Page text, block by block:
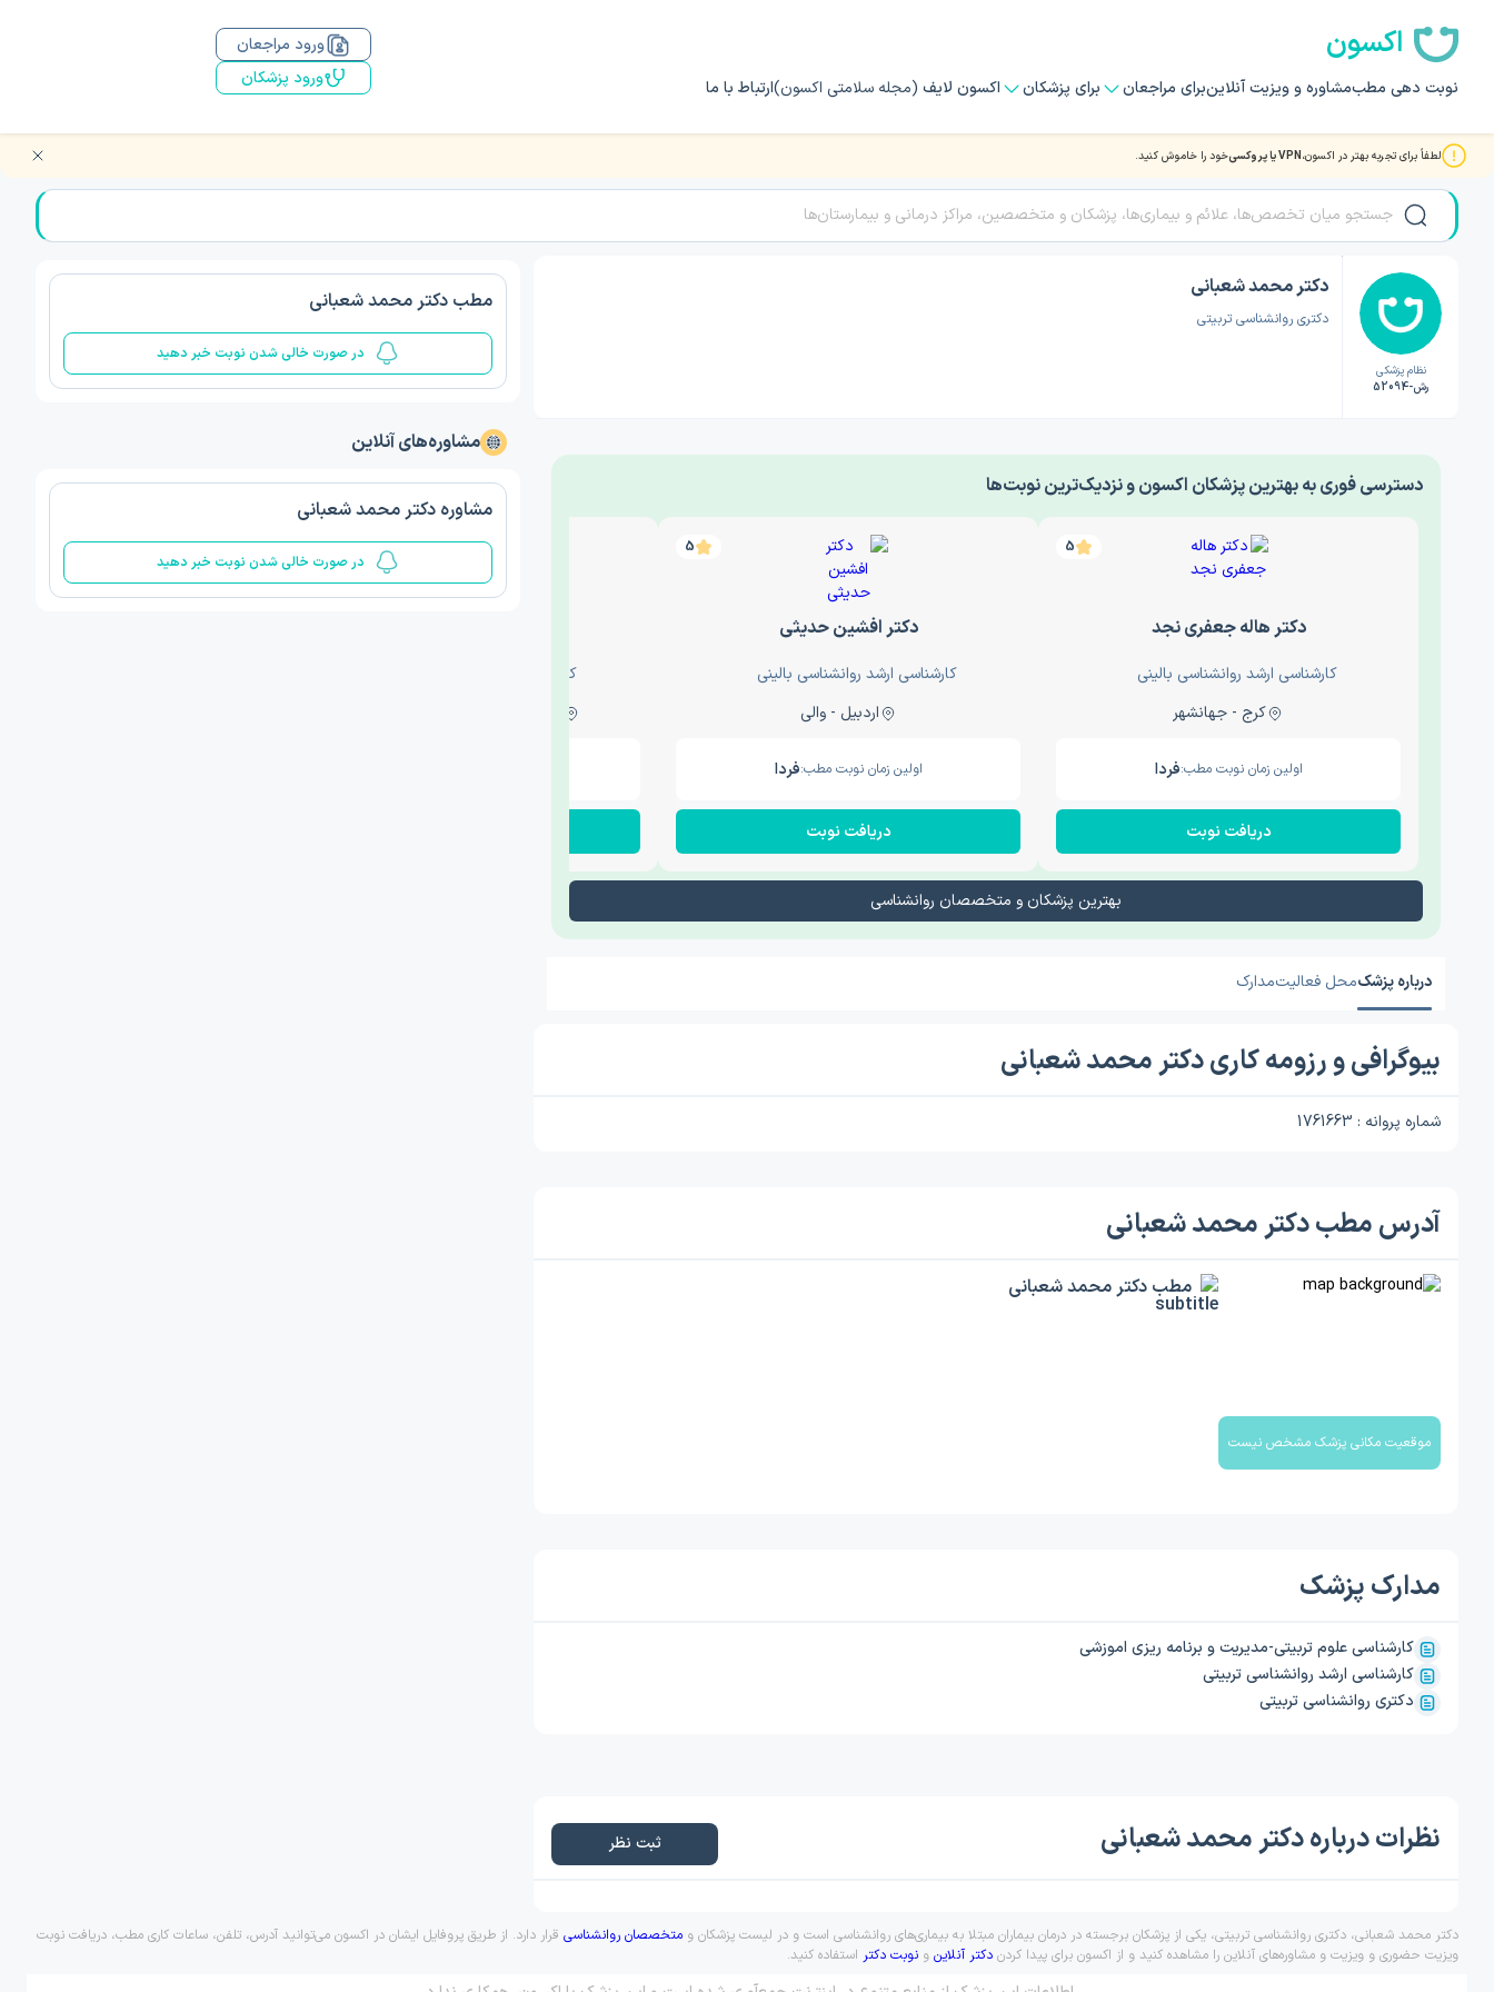
اکسون
نوبت دهی مطبمشاوره و ویزیت آنلاینبرای مراجعان برای پزشکان اکسون لایف (مجله سلامتی اکسون)ارتباط با ما
ورود مراجعان
ورود پزشکان
لطفاً برای تجربه بهتر در اکسون،VPN یا پروکسی خود را خاموش کنید. صفحه اصلی/دکتر روانشناسی/دکتر محمد شعبانی
نظام پزشکی
رش-52094
دکتر محمد شعبانی
دکتری روانشناسی تربیتی
5
دکتر هاله جعفری نجد
کارشناسی ارشد روانشناسی بالینی
کرج - جهانشهر
اولین زمان نوبت مطب:فردا
دریافت نوبت
5
دکتر افشین حدیثی
کارشناسی ارشد روانشناسی بالینی
اردبیل - والی
اولین زمان نوبت مطب:فردا
دریافت نوبت
5
کارشناسی ارشد روانشناسی بالینی
بهترین پزشکان و متخصصان روانشناسی
درباره پزشکمحل فعالیتمدارک
بیوگرافی و رزومه کاری دکتر محمد شعبانی
شماره پروانه : 1761663
آدرس مطب دکتر محمد شعبانی
موقعیت مکانی پزشک مشخص نیست
مطب دکتر محمد شعبانی
مدارک پزشک
کارشناسی علوم تربیتی-مدیریت و برنامه ریزی اموزشی
کارشناسی ارشد روانشناسی تربیتی
دکتری روانشناسی تربیتی
نظرات درباره دکتر محمد شعبانی ثبت نظر
مطب دکتر محمد شعبانی
در صورت خالی شدن نوبت خبر دهید
مشاوره‌های آنلاین
مشاوره دکتر محمد شعبانی
در صورت خالی شدن نوبت خبر دهید
دکتر محمد شعبانی، دکتری روانشناسی تربیتی، یکی از پزشکان برجسته در درمان بیماران مبتلا به بیماری‌های روانشناسی است و در لیست پزشکان و متخصصان روانشناسی قرار دارد. از طریق پروفایل ایشان در اکسون می‌توانید آدرس، تلفن، ساعات کاری مطب، دریافت نوبت
ویزیت حضوری و ویزیت و مشاوره‌های آنلاین را مشاهده کنید و از اکسون برای پیدا کردن دکتر آنلاین و نوبت دکتر استفاده کنید.